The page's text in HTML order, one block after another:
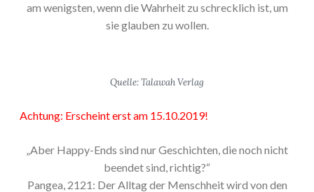
am wenigsten, wenn die Wahrheit zu schrecklich ist, um
sie glauben zu wollen.
Quelle: Talawah Verlag
Achtung: Erscheint erst am 15.10.2019!
„Aber Happy-Ends sind nur Geschichten, die noch nicht
beendet sind, richtig?“
Pangea, 2121: Der Alltag der Menschheit wird von den